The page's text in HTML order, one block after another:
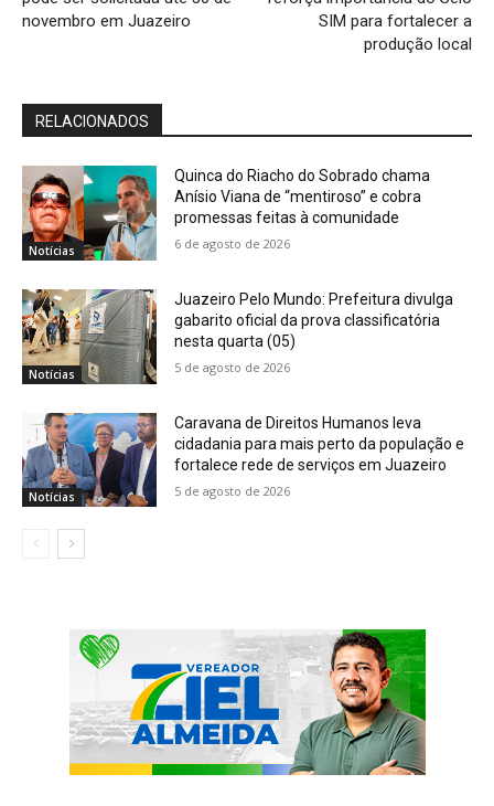
novembro em Juazeiro
SIM para fortalecer a
produção local
RELACIONADOS
Notícias
Quinca do Riacho do Sobrado chama
Anísio Viana de “mentiroso” e cobra
promessas feitas à comunidade
6 de agosto de 2026
Notícias
Juazeiro Pelo Mundo: Prefeitura divulga
gabarito oficial da prova classificatória
nesta quarta (05)
5 de agosto de 2026
Notícias
Caravana de Direitos Humanos leva
cidadania para mais perto da população e
fortalece rede de serviços em Juazeiro
5 de agosto de 2026